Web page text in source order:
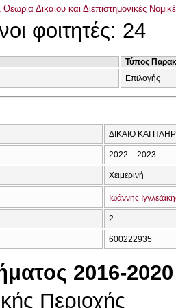
Δικαίου και Διεπιστημονικές
φοιτητές: 24
Τύπος
Επιλογής
ΔΙΚΑΙΟ ΚΑΙ
2022 – 2023
Χειμερινή
Ιωάννης
2
600222935
2016-2020
Περιοχής